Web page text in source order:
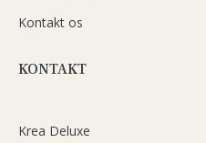
Kontakt os
KONTAKT
Krea Deluxe